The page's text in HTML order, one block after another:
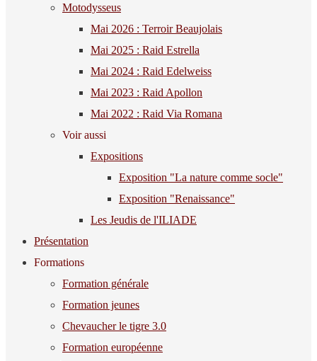
Motodysseus
Mai 2026 : Terroir Beaujolais
Mai 2025 : Raid Estrella
Mai 2024 : Raid Edelweiss
Mai 2023 : Raid Apollon
Mai 2022 : Raid Via Romana
Voir aussi
Expositions
Exposition "La nature comme socle"
Exposition "Renaissance"
Les Jeudis de l'ILIADE
Présentation
Formations
Formation générale
Formation jeunes
Chevaucher le tigre 3.0
Formation européenne